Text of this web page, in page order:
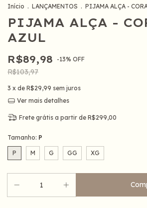
Início . LANÇAMENTOS . PIJAMA ALÇA -
PIJAMA ALÇA -
AZUL
R$89,98 -13% OFF
R$103,97
3 x de R$29,99 sem juros
Ver mais detalhes
Frete grátis a partir de R$299,00
Tamanho: P
P M G GG XG